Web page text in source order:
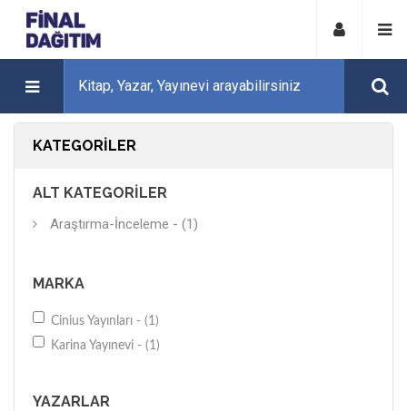
KATEGORILER
ALT KATEGORILER
Araştırma-İnceleme - (1)
MARKA
Cinius Yayınları - (1)
Karina Yayınevi - (1)
YAZARLAR